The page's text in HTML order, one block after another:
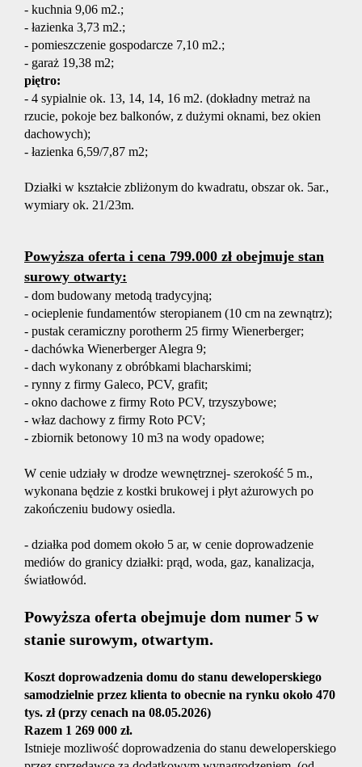
Usługi
- kuchnia 9,06 m2.;
- łazienka 3,73 m2.;
- pomieszczenie gospodarcze 7,10 m2.;
- garaż 19,38 m2;
piętro:
- 4 sypialnie ok. 13, 14, 14, 16 m2. (dokładny metraż na
rzucie, pokoje bez balkonów, z dużymi oknami, bez okien
dachowych);
- łazienka 6,59/7,87 m2;
Działki w kształcie zbliżonym do kwadratu, obszar ok. 5ar.,
wymiary ok. 21/23m.
Powyższa oferta i cena 799.000 zł obejmuje stan
surowy otwarty:
- dom budowany metodą tradycyjną;
- ocieplenie fundamentów steropianem (10 cm na zewnątrz);
- pustak ceramiczny porotherm 25 firmy Wienerberger;
- dachówka Wienerberger Alegra 9;
- dach wykonany z obróbkami blacharskimi;
- rynny z firmy Galeco, PCV, grafit;
- okno dachowe z firmy Roto PCV, trzyszybowe;
- właz dachowy z firmy Roto PCV;
- zbiornik betonowy 10 m3 na wody opadowe;
W cenie udziały w drodze wewnętrznej- szerokość 5 m.,
wykonana będzie z kostki brukowej i płyt ażurowych po
zakończeniu budowy osiedla.
- działka pod domem około 5 ar, w cenie doprowadzenie
mediów do granicy działki: prąd, woda, gaz, kanalizacja,
światłowód.
Powyższa oferta obejmuje dom numer 5 w
stanie surowym, otwartym.
Koszt doprowadzenia domu do stanu deweloperskiego
samodzielnie przez klienta to obecnie na rynku około 470
tys. zł (przy cenach na 08.05.2026)
Razem 1 269 000 zł.
Istnieje mozliwość doprowadzenia do stanu deweloperskiego